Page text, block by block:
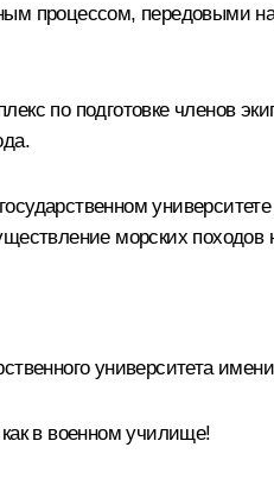
процессом, передовыми
по подготовке членов
морских
университета
в военном училище!